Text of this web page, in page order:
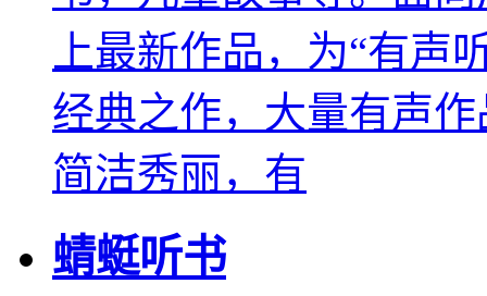
上最新作品，为“有声
经典之作，大量有声
简洁秀丽，有
蜻蜓听书